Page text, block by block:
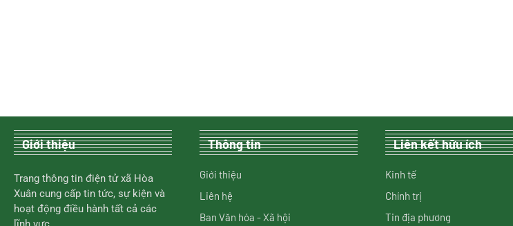
Giới thiệu
Trang thông tin điện tử xã Hòa
Xuân cung cấp tin tức, sự kiện và
hoạt động điều hành tất cả các
Thông tin
Giới thiệu
Liên hệ
Ban Văn hóa - Xã hội
Liên kết hữu ích
Kinh tế
Chính trị
Tin địa phương